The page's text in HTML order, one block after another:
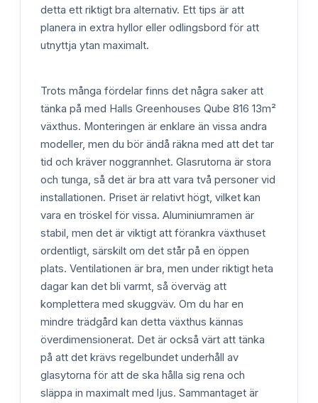
detta ett riktigt bra alternativ. Ett tips är att
planera in extra hyllor eller odlingsbord för att
utnyttja ytan maximalt.
Trots många fördelar finns det några saker att
tänka på med Halls Greenhouses Qube 816 13m²
växthus. Monteringen är enklare än vissa andra
modeller, men du bör ändå räkna med att det tar
tid och kräver noggrannhet. Glasrutorna är stora
och tunga, så det är bra att vara två personer vid
installationen. Priset är relativt högt, vilket kan
vara en tröskel för vissa. Aluminiumramen är
stabil, men det är viktigt att förankra växthuset
ordentligt, särskilt om det står på en öppen
plats. Ventilationen är bra, men under riktigt heta
dagar kan det bli varmt, så överväg att
komplettera med skuggväv. Om du har en
mindre trädgård kan detta växthus kännas
överdimensionerat. Det är också värt att tänka
på att det krävs regelbundet underhåll av
glasytorna för att de ska hålla sig rena och
släppa in maximalt med ljus. Sammantaget är